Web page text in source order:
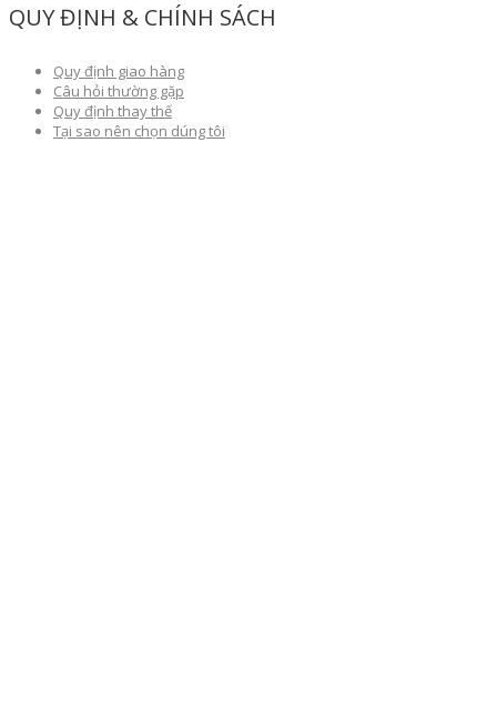
QUY ĐỊNH & CHÍNH SÁCH
Quy định giao hàng
Câu hỏi thường gặp
Quy định thay thế
Tại sao nên chọn dúng tôi